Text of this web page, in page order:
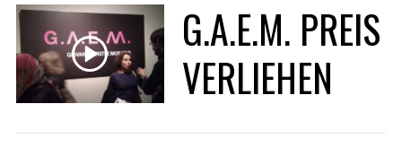
G.A.E.M. PREIS
VERLIEHEN